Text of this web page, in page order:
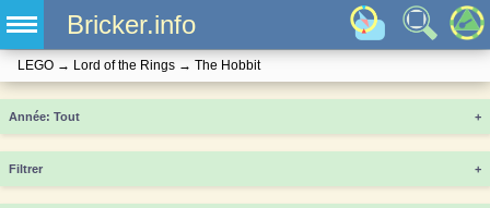
Bricker.info
LEGO → Lord of the Rings → The Hobbit
Année +
Filtrer +